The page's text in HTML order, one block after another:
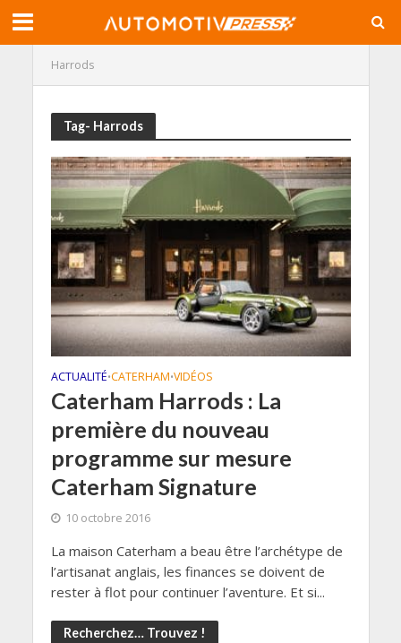
Harrods
Tag- Harrods
ACTUALITÉ•CATERHAM•VIDÉOS
Caterham Harrods : La
première du nouveau
programme sur mesure
Caterham Signature
10 octobre 2016
La maison Caterham a beau être l’archétype de
l’artisanat anglais, les finances se doivent de
rester à flot pour continuer l’aventure. Et si...
Recherchez… Trouvez !